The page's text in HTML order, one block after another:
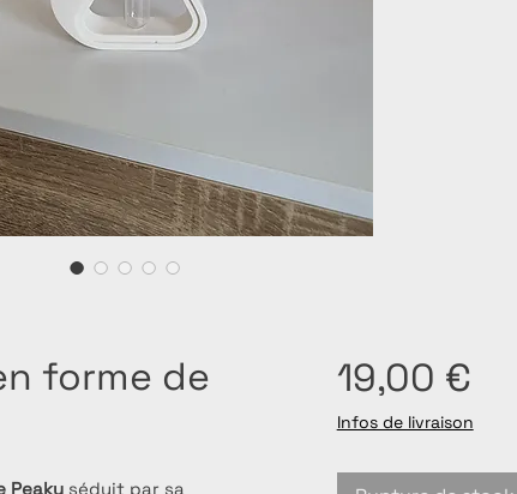
forme de
Peaky séduit par sa
19,00 €Prix
Infos de livraison